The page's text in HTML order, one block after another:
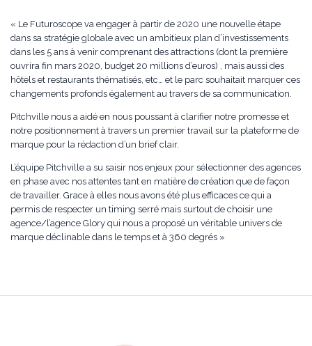
« Le Futuroscope va engager à partir de 2020 une nouvelle étape
dans sa stratégie globale avec un ambitieux plan d’investissements
dans les 5 ans à venir comprenant des attractions (dont la première
ouvrira fin mars 2020, budget 20 millions d’euros) , mais aussi des
hôtels et restaurants thématisés, etc… et le parc souhaitait marquer ces
changements profonds également au travers de sa communication.
Pitchville nous a aidé en nous poussant à clarifier notre promesse et
notre positionnement à travers un premier travail sur la plateforme de
marque pour la rédaction d’un brief clair.
L’équipe Pitchville a su saisir nos enjeux pour sélectionner des agences
en phase avec nos attentes tant en matière de création que de façon
de travailler. Grace à elles nous avons été plus efficaces ce qui a
permis de respecter un timing serré mais surtout de choisir une
agence/l’agence Glory qui nous a proposé un véritable univers de
marque déclinable dans le temps et à 360 degrés »